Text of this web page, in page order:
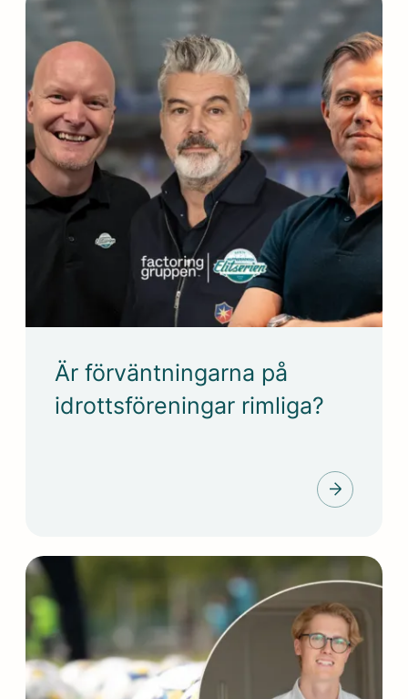
Är förväntningarna på
idrottsföreningar rimliga?